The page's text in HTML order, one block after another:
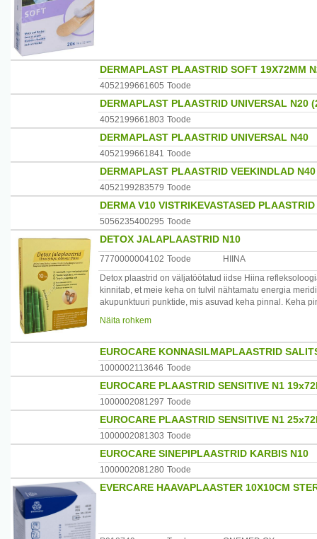
DERMAPLAST PLAASTRID SOFT 19X72MM
4052199661605 Toode
DERMAPLAST PLAASTRID UNIVERSAL N20
4052199661803 Toode
DERMAPLAST PLAASTRID UNIVERSAL N40
4052199661841 Toode
DERMAPLAST PLAASTRID VEEKINDLAD N40
4052199283579 Toode
DERMA V10 VISTRIKEVASTASED
5056235400295 Toode
DETOX JALAPLAASTRID N10
7770000004102 Toode
HIINA
Detox plaastrid on väljatöötatud iidse Hiina
kinnitab, et meie keha on tulvil nähtamatu energia
akupunktuuri punktide, mis asuvad keha pinnal. Keha
kõige alumistesse punktidesse – jalataldadesse.
Jalataldades lõppevad enamikud meie keha
Vastavalt sellele kuidas jalatallad hakkavad higistama,
padjakestesse. Kuid neid plaastreid ei pea just
õlgadel, liigestel ja lihastel.
Kasutamine: kleepige plaastrid nahale enne
sokid. Maksimaalse tulemuse saavutamiseks hoidke
nahk ilma kreeme ja ihupiima kasutamata, sest need
vereringet jalgades ja jooge vett. Jälgige, et
värvus. See värvus muutub järjest heledamaks,
Näita rohkem
EUROCARE KONNASILMAPLAASTRID
1000002113646 Toode
EUROCARE PLAASTRID SENSITIVE N1
1000002081297 Toode
EUROCARE PLAASTRID SENSITIVE N1
1000002081303 Toode
EUROCARE SINEPIPLAASTRID KARBIS N10
1000002081280 Toode
EVERCARE HAAVAPLAASTER 10X10CM